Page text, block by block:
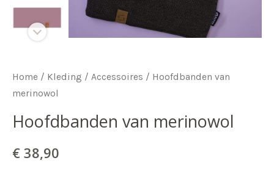
Home / Kleding / Accessoires / Hoofdbanden van
merinowol
Hoofdbanden van merinowol
€ 38,90